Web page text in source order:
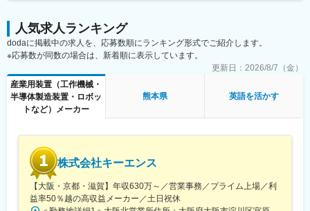
キャリアに寄り添いながらパフォーマンスを向上していくコミュ
ニケーション能力が求められます。
勤務地については不問で、在籍はご住所の最寄りサービスセンタ
ーとなります。立ち上げエンジニアのメンバーは、装置立ち上げ
を行う全国の顧客先を出張ベースで働いているため、会えない中
でもどう信頼関係を築きマネジメントしていくかが重要となりま
す。
海外とのミーディングも頻繁に行われるため、英語力は必須とな
■同社について：
・同社は他の追随を許さない技術力と製品ラインアップを持つ売
上高世界ナンバー1の半導体・ディスプレイ製造装置メーカーで
す。圧倒的な資金力を活かし、毎年売上高の15％近くを研究開発
人気求人ランキング
dodaに掲載中の求人を、応募数順にランキング形式でご紹介します。
※応募数が同数の場合は、新着順に表示しています。
更新日： 2026/8/7（金）
産業用装置（工作機械・
半導体製造装置・ロボッ
トなど）メーカー
熊本県 英語を活かす
株式会社キーエンス
【大阪・京都・滋賀】年収630万～／営業事務／プライム上場／利
益率50％越の高収益メーカー／土日祝休